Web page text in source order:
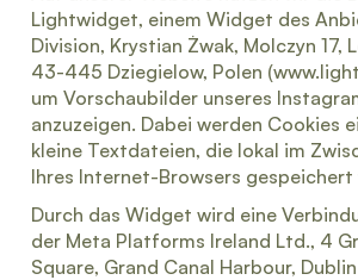
Lightwidget, einem Widget des
Division, Krystian Żwak, Molczyn 17,
43-445 Dziegielow, Polen
um Vorschaubilder unseres
anzuzeigen. Dabei werden Cookies
kleine Textdateien, die lokal im
Ihres Internet-Browsers gespeichert
Durch das Widget wird eine
der Meta Platforms Ireland Ltd., 4
Square, Grand Canal Harbour,